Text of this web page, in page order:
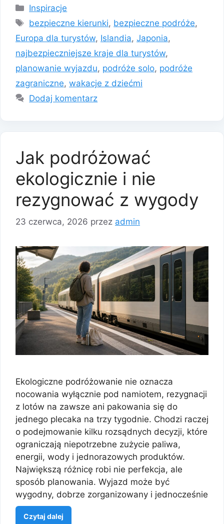
Kategorie
Inspiracje
Tagi
bezpieczne kierunki, bezpieczne podróże,
Europa dla turystów, Islandia, Japonia,
najbezpieczniejsze kraje dla turystów,
planowanie wyjazdu, podróże solo, podróże
zagraniczne, wakacje z dziećmi
Dodaj komentarz
Jak podróżować
ekologicznie i nie
rezygnować z wygody
23 czerwca, 2026 przez admin
Ekologiczne podróżowanie nie oznacza
nocowania wyłącznie pod namiotem, rezygnacji
z lotów na zawsze ani pakowania się do
jednego plecaka na trzy tygodnie. Chodzi raczej
o podejmowanie kilku rozsądnych decyzji, które
ograniczają niepotrzebne zużycie paliwa,
energii, wody i jednorazowych produktów.
Największą różnicę robi nie perfekcja, ale
sposób planowania. Wyjazd może być
wygodny, dobrze zorganizowany i jednocześnie
Czytaj dalej